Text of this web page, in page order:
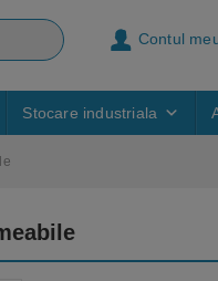
Contul
Stocare industriala